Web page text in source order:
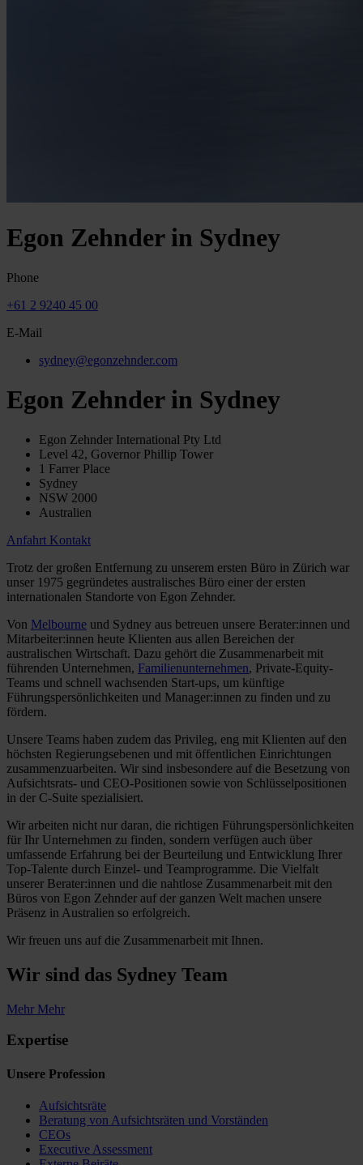
Egon Zehnder in Sydney
Phone
+61 2 9240 45 00
E-Mail
sydney@egonzehnder.com
Egon Zehnder in Sydney
Egon Zehnder International Pty Ltd
Level 42, Governor Phillip Tower
1 Farrer Place
Sydney
NSW 2000
Australien
Anfahrt Kontakt
Trotz der großen Entfernung zu unserem ersten Büro in Zürich war
unser 1975 gegründetes australisches Büro einer der ersten
internationalen Standorte von Egon Zehnder.
Von Melbourne und Sydney aus betreuen unsere Berater:innen und
Mitarbeiter:innen heute Klienten aus allen Bereichen der
australischen Wirtschaft. Dazu gehört die Zusammenarbeit mit
führenden Unternehmen, Familienunternehmen, Private-Equity-
Teams und schnell wachsenden Start-ups, um künftige
Führungspersönlichkeiten und Manager:innen zu finden und zu
fördern.
Unsere Teams haben zudem das Privileg, eng mit Klienten auf den
höchsten Regierungsebenen und mit öffentlichen Einrichtungen
zusammenzuarbeiten. Wir sind insbesondere auf die Besetzung von
Aufsichtsrats- und CEO-Positionen sowie von Schlüsselpositionen
in der C-Suite spezialisiert.
Wir arbeiten nicht nur daran, die richtigen Führungspersönlichkeiten
für Ihr Unternehmen zu finden, sondern verfügen auch über
umfassende Erfahrung bei der Beurteilung und Entwicklung Ihrer
Top-Talente durch Einzel- und Teamprogramme. Die Vielfalt
unserer Berater:innen und die nahtlose Zusammenarbeit mit den
Büros von Egon Zehnder auf der ganzen Welt machen unsere
Präsenz in Australien so erfolgreich.
Wir freuen uns auf die Zusammenarbeit mit Ihnen.
Wir sind das Sydney Team
Mehr Mehr
Expertise
Unsere Profession
Aufsichtsräte
Beratung von Aufsichtsräten und Vorständen
CEOs
Executive Assessment